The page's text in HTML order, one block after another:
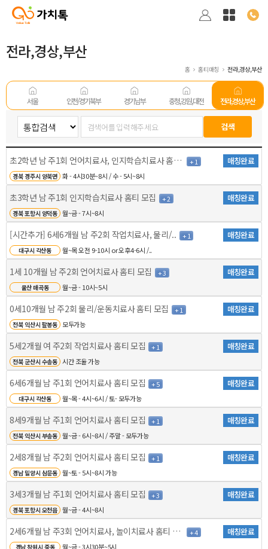
전라,경상,부산
홈 홈티매칭 전라,경상,부산
서울 인천/경기 북부 경기남부 충청,강원,대전 전라,경상,부산
초2학년 남 주1회 언어치료사, 인지학습치료사 홈티 모.. + 1 매칭완료
경북 경주시 양북면 화 - 4시30분~8시 / 수 - 5시~8시
초3학년 남 주1회 인지학습치료사 홈티 모집 + 2 매칭완료
경북 포항시 양덕동 월~금 - 7시~8시
[시간추가] 6세6개월 남 주2회 작업치료사, 물리/.. + 1 매칭완료
대구시 각산동 월~목 오전 9-10시 or 오후4-6시 /..
1세 10개월 남 주2회 언어치료사 홈티 모집 + 3 매칭완료
울산 매곡동 월~금 - 10시~5시
0세10개월 남 주2회 물리/운동치료사 홈티 모집 + 1 매칭완료
전북 익산시 팔봉동 모두가능
5세2개월 여 주2회 작업치료사 홈티 모집 + 1 매칭완료
전북 군산시 수송동 시간 조율 가능
6세6개월 남 주1회 언어치료사 홈티 모집 + 5 매칭완료
대구시 각산동 월~목 - 4시~6시 / 토- 모두가능
8세9개월 남 주1회 언어치료사 홈티 모집 + 1 매칭완료
전북 익산시 부송동 월~금 - 6시~8시 / 주말 - 모두가능
2세8개월 남 주2회 언어치료사 홈티 모집 + 1 매칭완료
경남 밀양시 삼문동 월~토 - 5시~8시 가능
3세3개월 남 주1회 언어치료사 홈티 모집 + 3 매칭완료
경북 포항시 오천읍 월~금 - 4시~8시
2세6개월 남 주3회 언어치료사, 놀이치료사 홈티 모집 + 4 매칭완료
경남 창원시 중동 월~금 - 3시30분~5시